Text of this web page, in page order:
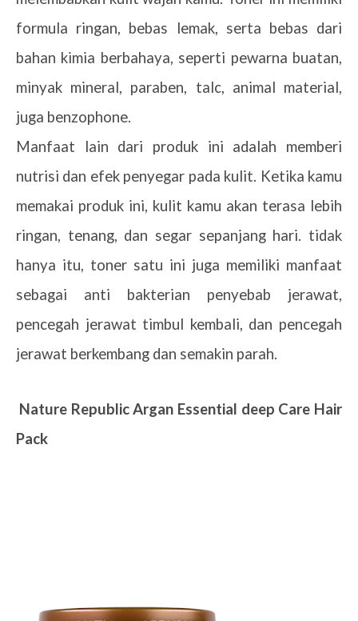
formula ringan, bebas lemak, serta bebas dari
bahan kimia berbahaya, seperti pewarna buatan,
minyak mineral, paraben, talc, animal material,
juga benzophone.
Manfaat lain dari produk ini adalah memberi
nutrisi dan efek penyegar pada kulit. Ketika kamu
memakai produk ini, kulit kamu akan terasa lebih
ringan, tenang, dan segar sepanjang hari. tidak
hanya itu, toner satu ini juga memiliki manfaat
sebagai anti bakterian penyebab jerawat,
pencegah jerawat timbul kembali, dan pencegah
jerawat berkembang dan semakin parah.
Nature Republic Argan Essential deep Care Hair
Pack